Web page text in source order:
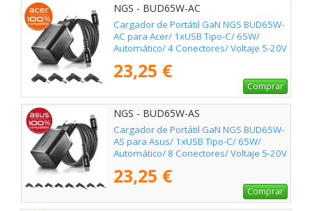
NGS - BUD65W-AC
Cargador de Portátil GaN NGS BUD65W-
AC para Acer/ 1xUSB Tipo-C/ 65W/
Automático/ 4 Conectores/ Voltaje 5-20V
23,25 €
Comprar
NGS - BUD65W-AS
Cargador de Portátil GaN NGS BUD65W-
AS para Asus/ 1xUSB Tipo-C/ 65W/
Automático/ 8 Conectores/ Voltaje 5-20V
23,25 €
Comprar